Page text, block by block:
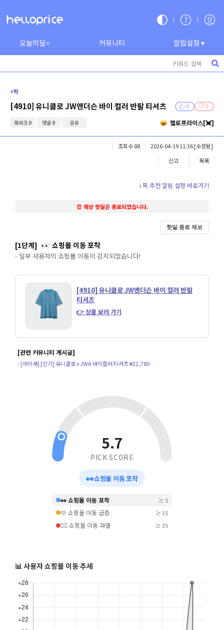
오늘의딜⭐ 커뮤니티 알림설정 ▾
⚡️픽
[4910] 유니클로 JW앤더슨 바이 컬러 반팔 티셔츠 0 0
북마크 0 댓글 0 공유 헬로프라이스[💓]
조회수 88 2026-04-19 11:36[수정됨]
신고
목록
ℹ️ 픽 추천 알림 설정 바로가기
⏰ 해당 핫딜은 종료되었습니다.
핫딜 종료 제보
[1단계] 👀 쇼핑몰 이동 포착
- 일부 사용자의 쇼핑몰 이동이 감지되었습니다!
[4910] 유니클로 JW앤더슨 바이 컬러 반팔
티셔츠
👉 상품 보러 가기
[관련 커뮤니티 게시글]
- [어미새] [인기] 유니클로 x JWA 바이컬러 티셔츠 ₩22,780
5.7
PICK SCORE
👀쇼핑몰 이동 포착
👀 쇼핑몰 이동 포착 ≥ 5
🩷 쇼핑몰 이동 급증 ≥ 15
❤️‍🔥 쇼핑몰 이동 과열 ≥ 35
📊 사용자 쇼핑몰 이동 추세